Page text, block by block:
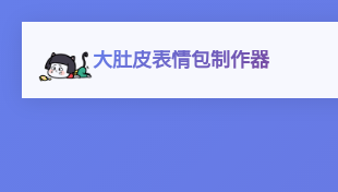
大肚皮表情包制作器